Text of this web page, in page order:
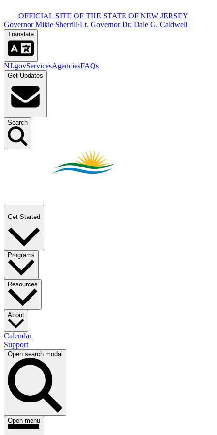
OFFICIAL SITE OF THE STATE OF NEW JERSEY​​​​‌ ‍ ​‍​‍‌‍ ‌ ​‍‌‍‍‌‌‍‌ ‌‍‍‌‌‍ ‍​‍​‍​ ‍‍​‍​‍‌ ​ ‌‍​‌‌‍ ‍‌‍‍‌‌ ‌​‌ ‍‌​‍ ‍‌‍‍‌‌‍ ​‍​‍​‍ ​​‍​‍‌‍‍​‌ ​‍‌‍‌‌‌‍‌‍​‍​‍​ ‍‍​‍​‍‌‍‍​‌ ‌​‌ ‌​‌ ​​​ ‍‍​‍ ​‍ ‌‍ ​‌‍ ‌‍​ ‌‍​‌‌‍ ​‌‍‍​‌‍ ‌ ​ ‌ ‌​​ ‍‍​ ​ ​ ​ ​ ​ ​ ​ ​‍ ‌‍‍‌‌‍ ‍‌ ‌​‌‍‌‌‌‍ ‍‌ ‌​​‍ ‌‍‌‌‌‍‌​‌‍‍‌‌ ‌​​‍ ‌‍ ‌‌‍ ‌‍‌​‌‍‌‌​ ‌‌ ​​‌ ​‍‌‍‌‌‌ ​ ‌‍‌‌‌‍ ‍‌ ‌​‌‍​‌‌ ‌​‌‍‍‌‌‍ ‌‍ ‍​ ‍ ‌‍‍‌‌‍‌​​ ‌‌‍ ‍‌‍‍‍‌​‌ ‌‍ ‌ ‌‍‌​ ​‌‍​‌‌ ‍‌‌‍ ‌ ‌‌‌ ‌​​ ‍ ‌ ‌​‌ ‍‌‌ ​​‌‍‌‌​ ‌‌‍ ‍‌‍‍‍‌‍ ​‌‍​‌‌ ‍‌‌‍ ‌ ‌‌‌ ‌​​ ‍ ‌ ​​‌‍​‌‌ ‌​‌‍‍​​ ‌‌‍‍​‌‍‌‌‌‍​‌‌‍‌​‌‍‌‌‌ ​‍​‍ ‍‌ ​ ‌‍‌‌‌‍​‌‌‍ ​​‍ ‍‌ ‌​‌‍‌‌‌ ‍​‌ ‌​​ ‌‍​‍‌‍​‌‌ ​ ‌‍‌‌‌‌‌‌‌ ​‍‌‍ ​​ ‌‌‍‍​‌ ‌​‌ ‌​‌ ​​​‍‌‌​ ​ ‌​​‌​‍‌‌​ ​‍‌​‌‍​‍‌‌​ ​‍‌​‌‍‌‍ ​‌‍ ‌‍​ ‌‍​‌‌‍ ​‌‍‍​‌‍ ‌ ​ ‌ ‌​​‍‌‌​ ​ ‌​​‌​ ​ ​ ​ ​ ​ ​ ​ ​‍‌‍‌‍‍‌‌‍‌​​ ‌‌‍ ‍‌‍‍‍‌​‌ ‌‍ ‌ ‌‍‌​ ​‌‍​‌‌ ‍‌‌‍ ‌ ‌‌‌ ‌​​‍‌‍‌ ‌​‌ ‍‌‌ ​​‌‍‌‌​ ‌‌‍ ‍‌‍‍‍‌‍ ​‌‍​‌‌ ‍‌‌‍ ‌ ‌‌‌ ‌​​‍‌‍‌ ​​‌‍​‌‌ ‌​‌‍‍​​ ‌‌‍‍​‌‍‌‌‌‍​‌‌‍‌​‌‍‌‌‌ ​‍​‍ ‍‌ ​ ‌‍‌‌‌‍​‌‌‍ ​​‍ ‍‌ ‌​‌‍‌‌‌ ‍​‌ ‌​​‍‌‍‌ ​​‌‍‌‌‌ ​‍‌ ​ ‌ ​​‌‍‌‌‌‍​ ‌ ‌​‌‍‍‌‌ ‌‍‌‍‌‌​ ‌‌ ​​‌ ‌‌‌‍​‍‌‍ ​‌‍‍‌‌ ​ ‌‍‍​‌‍‌‌‌‍‌​​‍​‍‌ ‌
Governor Mikie Sherrill​​​​‌ ‍ ​‍​‍‌‍ ‌ ​‍‌‍‍‌‌‍‌ ‌‍‍‌‌‍ ‍​‍​‍​ ‍‍​‍​‍‌ ​ ‌‍​‌‌‍ ‍‌‍‍‌‌ ‌​‌ ‍‌​‍ ‍‌‍‍‌‌‍ ​‍​‍​‍ ​​‍​‍‌‍‍​‌ ​‍‌‍‌‌‌‍‌‍​‍​‍​ ‍‍​‍​‍‌‍‍​‌ ‌​‌ ‌​‌ ​​​ ‍‍​‍ ​‍ ‌‍ ​‌‍ ‌‍​ ‌‍​‌‌‍ ​‌‍‍​‌‍ ‌ ​ ‌ ‌​​ ‍‍​ ​ ​ ​ ​ ​ ​ ​ ​‍ ‌‍‍‌‌‍ ‍‌ ‌​‌‍‌‌‌‍ ‍‌ ‌​​‍ ‌‍‌‌‌‍‌​‌‍‍‌‌ ‌​​‍ ‌‍ ‌‌‍ ‌‍‌​‌‍‌‌​ ‌‌ ​​‌ ​‍‌‍‌‌‌ ​ ‌‍‌‌‌‍ ‍‌ ‌​‌‍​‌‌ ‌​‌‍‍‌‌‍ ‌‍ ‍​ ‍ ‌‍‍‌‌‍‌​​ ‌‌‍ ‍‌‍‍‍‌​‌ ‌‍ ‌ ‌‍‌​ ​‌‍​‌‌ ‍‌‌‍ ‌ ‌‌‌ ‌​​ ‍ ‌ ‌​‌ ‍‌‌ ​​‌‍‌‌​ ‌‌‍ ‍‌‍‍‍‌‍ ​‌‍​‌‌ ‍‌‌‍ ‌ ‌‌‌ ‌​​ ‍ ‌ ​​‌‍​‌‌ ‌​‌‍‍​​ ‌‌‍‍​‌‍‌‌‌‍​‌‌‍‌​‌‍‌‌‌ ​‍​‍ ‍‌‍ ​‌‍‌‌‌‍​‌‌‍‌​‌‍‌‌‌ ​‍‌ ​ ​‍ ‍‌‍‌ ‌‍ ‌ ‌‍‌‍‌‌‌ ​‍‌‍ ‍‌‍ ‌ ​‍​ ‌‍​‍‌‍​‌‌ ​ ‌‍‌‌‌‌‌‌‌ ​‍‌‍ ​​ ‌‌‍‍​‌ ‌​‌ ‌​‌ ​​​‍‌‌​ ​ ‌​​‌​‍‌‌​ ​‍‌​‌‍​‍‌‌​ ​‍‌​‌‍‌‍ ​‌‍ ‌‍​ ‌‍​‌‌‍ ​‌‍‍​‌‍ ‌ ​ ‌ ‌​​‍‌‌​ ​ ‌​​‌​ ​ ​ ​ ​ ​ ​ ​ ​‍‌‍‌‍‍‌‌‍‌​​ ‌‌‍ ‍‌‍‍‍‌​‌ ‌‍ ‌ ‌‍‌​ ​‌‍​‌‌ ‍‌‌‍ ‌ ‌‌‌ ‌​​‍‌‍‌ ‌​‌ ‍‌‌ ​​‌‍‌‌​ ‌‌‍ ‍‌‍‍‍‌‍ ​‌‍​‌‌ ‍‌‌‍ ‌ ‌‌‌ ‌​​‍‌‍‌ ​​‌‍​‌‌ ‌​‌‍‍​​ ‌‌‍‍​‌‍‌‌‌‍​‌‌‍‌​‌‍‌‌‌ ​‍​‍ ‍‌‍ ​‌‍‌‌‌‍​‌‌‍‌​‌‍‌‌‌ ​‍‌ ​ ​‍ ‍‌‍‌ ‌‍ ‌ ‌‍‌‍‌‌‌ ​‍‌‍ ‍‌‍ ‌ ​‍​‍‌‍‌ ​​‌‍‌‌‌ ​‍‌ ​ ‌ ​​‌‍‌‌‌‍​ ‌ ‌​‌‍‍‌‌ ‌‍‌‍‌‌​ ‌‌ ​​‌ ‌‌‌‍​‍‌‍ ​‌‍‍‌‌ ​ ‌‍‍​‌‍‌‌‌‍‌​​‍​‍‌ ‌·Lt. Governor Dr. Dale G. Caldwell​​​​‌ ‍ ​‍​‍‌‍ ‌ ​‍‌‍‍‌‌‍‌ ‌‍‍‌‌‍ ‍​‍​‍​ ‍‍​‍​‍‌ ​ ‌‍​‌‌‍ ‍‌‍‍‌‌ ‌​‌ ‍‌​‍ ‍‌‍‍‌‌‍ ​‍​‍​‍ ​​‍​‍‌‍‍​‌ ​‍‌‍‌‌‌‍‌‍​‍​‍​ ‍‍​‍​‍‌‍‍​‌ ‌​‌ ‌​‌ ​​​ ‍‍​‍ ​‍ ‌‍ ​‌‍ ‌‍​ ‌‍​‌‌‍ ​‌‍‍​‌‍ ‌ ​ ‌ ‌​​ ‍‍​ ​ ​ ​ ​ ​ ​ ​ ​‍ ‌‍‍‌‌‍ ‍‌ ‌​‌‍‌‌‌‍ ‍‌ ‌​​‍ ‌‍‌‌‌‍‌​‌‍‍‌‌ ‌​​‍ ‌‍ ‌‌‍ ‌‍‌​‌‍‌‌​ ‌‌ ​​‌ ​‍‌‍‌‌‌ ​ ‌‍‌‌‌‍ ‍‌ ‌​‌‍​‌‌ ‌​‌‍‍‌‌‍ ‌‍ ‍​ ‍ ‌‍‍‌‌‍‌​​ ‌‌‍ ‍‌‍‍‍‌​‌ ‌‍ ‌ ‌‍‌​ ​‌‍​‌‌ ‍‌‌‍ ‌ ‌‌‌ ‌​​ ‍ ‌ ‌​‌ ‍‌‌ ​​‌‍‌‌​ ‌‌‍ ‍‌‍‍‍‌‍ ​‌‍​‌‌ ‍‌‌‍ ‌ ‌‌‌ ‌​​ ‍ ‌ ​​‌‍​‌‌ ‌​‌‍‍​​ ‌‌‍‍​‌‍‌‌‌‍​‌‌‍‌​‌‍‌‌‌ ​‍​‍ ‍‌‍ ​‌‍‌‌‌‍​‌‌‍‌​‌‍‌‌‌ ​‍‌ ​ ​‍ ‍‌‍ ​‌ ‌​‌​‌ ‌‍ ‌ ‌‍‌‍‌‌‌ ​‍‌‍ ‍‌‍ ‌ ​‍​ ‌‍​‍‌‍​‌‌ ​ ‌‍‌‌‌‌‌‌‌ ​‍‌‍ ​​ ‌‌‍‍​‌ ‌​‌ ‌​‌ ​​​‍‌‌​ ​ ‌​​‌​‍‌‌​ ​‍‌​‌‍​‍‌‌​ ​‍‌​‌‍‌‍ ​‌‍ ‌‍​ ‌‍​‌‌‍ ​‌‍‍​‌‍ ‌ ​ ‌ ‌​​‍‌‌​ ​ ‌​​‌​ ​ ​ ​ ​ ​ ​ ​ ​‍‌‍‌‍‍‌‌‍‌​​ ‌‌‍ ‍‌‍‍‍‌​‌ ‌‍ ‌ ‌‍‌​ ​‌‍​‌‌ ‍‌‌‍ ‌ ‌‌‌ ‌​​‍‌‍‌ ‌​‌ ‍‌‌ ​​‌‍‌‌​ ‌‌‍ ‍‌‍‍‍‌‍ ​‌‍​‌‌ ‍‌‌‍ ‌ ‌‌‌ ‌​​‍‌‍‌ ​​‌‍​‌‌ ‌​‌‍‍​​ ‌‌‍‍​‌‍‌‌‌‍​‌‌‍‌​‌‍‌‌‌ ​‍​‍ ‍‌‍ ​‌‍‌‌‌‍​‌‌‍‌​‌‍‌‌‌ ​‍‌ ​ ​‍ ‍‌‍ ​‌ ‌​‌​‌ ‌‍ ‌ ‌‍‌‍‌‌‌ ​‍‌‍ ‍‌‍ ‌ ​‍​‍‌‍‌ ​​‌‍‌‌‌ ​‍‌ ​ ‌ ​​‌‍‌‌‌‍​ ‌ ‌​‌‍‍‌‌ ‌‍‌‍‌‌​ ‌‌ ​​‌ ‌‌‌‍​‍‌‍ ​‌‍‍‌‌ ​ ‌‍‍​‌‍‌‌‌‍‌​​‍​‍‌ ‌
Translate​​​​‌ ‍ ​‍​‍‌‍ ‌ ​‍‌‍‍‌‌‍‌ ‌‍‍‌‌‍ ‍​‍​‍​ ‍‍​‍​‍‌ ​ ‌‍​‌‌‍ ‍‌‍‍‌‌ ‌​‌ ‍‌​‍ ‍‌‍‍‌‌‍ ​‍​‍​‍ ​​‍​‍‌‍‍​‌ ​‍‌‍‌‌‌‍‌‍​‍​‍​ ‍‍​‍​‍‌‍‍​‌ ‌​‌ ‌​‌ ​​​ ‍‍​‍ ​‍ ‌‍ ​‌‍ ‌‍​ ‌‍​‌‌‍ ​‌‍‍​‌‍ ‌ ​ ‌ ‌​​ ‍‍​ ​ ​ ​ ​ ​ ​ ​ ​‍ ‌‍‍‌‌‍ ‍‌ ‌​‌‍‌‌‌‍ ‍‌ ‌​​‍ ‌‍‌‌‌‍‌​‌‍‍‌‌ ‌​​‍ ‌‍ ‌‌‍ ‌‍‌​‌‍‌‌​ ‌‌ ​​‌ ​‍‌‍‌‌‌ ​ ‌‍‌‌‌‍ ‍‌ ‌​‌‍​‌‌ ‌​‌‍‍‌‌‍ ‌‍ ‍​ ‍ ‌‍‍‌‌‍‌​​ ‌‌‍ ‍‌‍‍‍‌​‌ ‌‍ ‌ ‌‍‌​ ​‌‍​‌‌ ‍‌‌‍ ‌ ‌‌‌ ‌​​ ‍ ‌ ‌​‌ ‍‌‌ ​​‌‍‌‌​ ‌‌‍ ‍‌‍‍‍‌‍ ​‌‍​‌‌ ‍‌‌‍ ‌ ‌‌‌ ‌​​ ‍ ‌ ​​‌‍​‌‌ ‌​‌‍‍​​ ‌‌‍‍​‌‍‌‌‌‍​‌‌‍‌​‌‍‌‌‌ ​‍​‍ ‍‌ ‌​‌ ​‍‌‍​‌‌‍ ‍‌ ​ ‌‍ ​‌‍​‌‌ ‌​‌‍‍‌‌‍ ‌‍ ‍‌ ​ ​‍ ‍‌‍​‍‌ ‌​‌‍ ‍​ ‌‍​‍‌‍​‌‌ ​ ‌‍‌‌‌‌‌‌‌ ​‍‌‍ ​​ ‌‌‍‍​‌ ‌​‌ ‌​‌ ​​​‍‌‌​ ​ ‌​​‌​‍‌‌​ ​‍‌​‌‍​‍‌‌​ ​‍‌​‌‍‌‍ ​‌‍ ‌‍​ ‌‍​‌‌‍ ​‌‍‍​‌‍ ‌ ​ ‌ ‌​​‍‌‌​ ​ ‌​​‌​ ​ ​ ​ ​ ​ ​ ​ ​‍‌‍‌‍‍‌‌‍‌​​ ‌‌‍ ‍‌‍‍‍‌​‌ ‌‍ ‌ ‌‍‌​ ​‌‍​‌‌ ‍‌‌‍ ‌ ‌‌‌ ‌​​‍‌‍‌ ‌​‌ ‍‌‌ ​​‌‍‌‌​ ‌‌‍ ‍‌‍‍‍‌‍ ​‌‍​‌‌ ‍‌‌‍ ‌ ‌‌‌ ‌​​‍‌‍‌ ​​‌‍​‌‌ ‌​‌‍‍​​ ‌‌‍‍​‌‍‌‌‌‍​‌‌‍‌​‌‍‌‌‌ ​‍​‍ ‍‌ ‌​‌ ​‍‌‍​‌‌‍ ‍‌ ​ ‌‍ ​‌‍​‌‌ ‌​‌‍‍‌‌‍ ‌‍ ‍‌ ​ ​‍ ‍‌‍​‍‌ ‌​‌‍ ‍​‍‌‍‌ ​​‌‍‌‌‌ ​‍‌ ​ ‌ ​​‌‍‌‌‌‍​ ‌ ‌​‌‍‍‌‌ ‌‍‌‍‌‌​ ‌‌ ​​‌ ‌‌‌‍​‍‌‍ ​‌‍‍‌‌ ​ ‌‍‍​‌‍‌‌‌‍‌​​‍​‍‌ ‌
NJ.gov​​​​‌ ‍ ​‍​‍‌‍ ‌ ​‍‌‍‍‌‌‍‌ ‌‍‍‌‌‍ ‍​‍​‍​ ‍‍​‍​‍‌ ​ ‌‍​‌‌‍ ‍‌‍‍‌‌ ‌​‌ ‍‌​‍ ‍‌‍‍‌‌‍ ​‍​‍​‍ ​​‍​‍‌‍‍​‌ ​‍‌‍‌‌‌‍‌‍​‍​‍​ ‍‍​‍​‍‌‍‍​‌ ‌​‌ ‌​‌ ​​​ ‍‍​‍ ​‍ ‌‍ ​‌‍ ‌‍​ ‌‍​‌‌‍ ​‌‍‍​‌‍ ‌ ​ ‌ ‌​​ ‍‍​ ​ ​ ​ ​ ​ ​ ​ ​‍ ‌‍‍‌‌‍ ‍‌ ‌​‌‍‌‌‌‍ ‍‌ ‌​​‍ ‌‍‌‌‌‍‌​‌‍‍‌‌ ‌​​‍ ‌‍ ‌‌‍ ‌‍‌​‌‍‌‌​ ‌‌ ​​‌ ​‍‌‍‌‌‌ ​ ‌‍‌‌‌‍ ‍‌ ‌​‌‍​‌‌ ‌​‌‍‍‌‌‍ ‌‍ ‍​ ‍ ‌‍‍‌‌‍‌​​ ‌‌‍ ‍‌‍‍‍‌​‌ ‌‍ ‌ ‌‍‌​ ​‌‍​‌‌ ‍‌‌‍ ‌ ‌‌‌ ‌​​ ‍ ‌ ‌​‌ ‍‌‌ ​​‌‍‌‌​ ‌‌‍ ‍‌‍‍‍‌‍ ​‌‍​‌‌ ‍‌‌‍ ‌ ‌‌‌ ‌​​ ‍ ‌ ​​‌‍​‌‌ ‌​‌‍‍​​ ‌‌‍‍​‌‍‌‌‌‍​‌‌‍‌​‌‍‌‌‌ ​‍​‍ ‍‌‍ ​‌‍‍‌‌‍ ‍‌‍‍ ‌ ​ ​‍‌‌​ ‌‌‌​​‍‌‌ ‌‍‍ ‌‍‌‌‌ ‍‌​‍‌‌​ ​ ‌​‌​​‍‌‌​ ​ ‌​‌​​‍‌‌​ ​‍​ ​‍​ ​‍‌‍‌‍‌‍​ ‌‍​ ​ ​ ‌‍​‍​ ‍​‌‍‌‌​ ​​​ ​ ‌‍​‍​ ​​​‍‌‌​ ​‍​ ​‍​‍‌‌​ ‌‌‌​‌​​‍ ‍‌ ‌​‌‍‌‌‌ ‍​‌ ‌​​ ‌‍​‍‌‍​‌‌ ​ ‌‍‌‌‌‌‌‌‌ ​‍‌‍ ​​ ‌‌‍‍​‌ ‌​‌ ‌​‌ ​​​‍‌‌​ ​ ‌​​‌​‍‌‌​ ​‍‌​‌‍​‍‌‌​ ​‍‌​‌‍‌‍ ​‌‍ ‌‍​ ‌‍​‌‌‍ ​‌‍‍​‌‍ ‌ ​ ‌ ‌​​‍‌‌​ ​ ‌​​‌​ ​ ​ ​ ​ ​ ​ ​ ​‍‌‍‌‍‍‌‌‍‌​​ ‌‌‍ ‍‌‍‍‍‌​‌ ‌‍ ‌ ‌‍‌​ ​‌‍​‌‌ ‍‌‌‍ ‌ ‌‌‌ ‌​​‍‌‍‌ ‌​‌ ‍‌‌ ​​‌‍‌‌​ ‌‌‍ ‍‌‍‍‍‌‍ ​‌‍​‌‌ ‍‌‌‍ ‌ ‌‌‌ ‌​​‍‌‍‌ ​​‌‍​‌‌ ‌​‌‍‍​​ ‌‌‍‍​‌‍‌‌‌‍​‌‌‍‌​‌‍‌‌‌ ​‍​‍ ‍‌‍ ​‌‍‍‌‌‍ ‍‌‍‍ ‌ ​ ​‍‌‌​ ‌‌‌​​‍‌‌ ‌‍‍ ‌‍‌‌‌ ‍‌​‍‌‌​ ​ ‌​‌​​‍‌‌​ ​ ‌​‌​​‍‌‌​ ​‍​ ​‍​ ​‍‌‍‌‍‌‍​ ‌‍​ ​ ​ ‌‍​‍​ ‍​‌‍‌‌​ ​​​ ​ ‌‍​‍​ ​​​‍‌‌​ ​‍​ ​‍​‍‌‌​ ‌‌‌​‌​​‍ ‍‌ ‌​‌‍‌‌‌ ‍​‌ ‌​​‍‌‍‌ ​​‌‍‌‌‌ ​‍‌ ​ ‌ ​​‌‍‌‌‌‍​ ‌ ‌​‌‍‍‌‌ ‌‍‌‍‌‌​ ‌‌ ​​‌ ‌‌‌‍​‍‌‍ ​‌‍‍‌‌ ​ ‌‍‍​‌‍‌‌‌‍‌​​‍​‍‌ ‌Services​​​​‌ ‍ ​‍​‍‌‍ ‌ ​‍‌‍‍‌‌‍‌ ‌‍‍‌‌‍ ‍​‍​‍​ ‍‍​‍​‍‌ ​ ‌‍​‌‌‍ ‍‌‍‍‌‌ ‌​‌ ‍‌​‍ ‍‌‍‍‌‌‍ ​‍​‍​‍ ​​‍​‍‌‍‍​‌ ​‍‌‍‌‌‌‍‌‍​‍​‍​ ‍‍​‍​‍‌‍‍​‌ ‌​‌ ‌​‌ ​​​ ‍‍​‍ ​‍ ‌‍ ​‌‍ ‌‍​ ‌‍​‌‌‍ ​‌‍‍​‌‍ ‌ ​ ‌ ‌​​ ‍‍​ ​ ​ ​ ​ ​ ​ ​ ​‍ ‌‍‍‌‌‍ ‍‌ ‌​‌‍‌‌‌‍ ‍‌ ‌​​‍ ‌‍‌‌‌‍‌​‌‍‍‌‌ ‌​​‍ ‌‍ ‌‌‍ ‌‍‌​‌‍‌‌​ ‌‌ ​​‌ ​‍‌‍‌‌‌ ​ ‌‍‌‌‌‍ ‍‌ ‌​‌‍​‌‌ ‌​‌‍‍‌‌‍ ‌‍ ‍​ ‍ ‌‍‍‌‌‍‌​​ ‌‌‍ ‍‌‍‍‍‌​‌ ‌‍ ‌ ‌‍‌​ ​‌‍​‌‌ ‍‌‌‍ ‌ ‌‌‌ ‌​​ ‍ ‌ ‌​‌ ‍‌‌ ​​‌‍‌‌​ ‌‌‍ ‍‌‍‍‍‌‍ ​‌‍​‌‌ ‍‌‌‍ ‌ ‌‌‌ ‌​​ ‍ ‌ ​​‌‍​‌‌ ‌​‌‍‍​​ ‌‌‍‍​‌‍‌‌‌‍​‌‌‍‌​‌‍‌‌‌ ​‍​‍ ‍‌‍ ​‌‍‍‌‌‍ ‍‌‍‍ ‌ ​ ​‍‌‌​ ‌‌‌​​‍‌‌ ‌‍‍ ‌‍‌‌‌ ‍‌​‍‌‌​ ​ ‌​‌​​‍‌‌​ ​ ‌​‌​​‍‌‌​ ​‍​ ​‍​ ​‍​ ‍​​ ‌ ​ ‍‌​ ​‍‌‍​ ‌‍​ ‌‍‌‍​ ​ ​ ‌ ​ ‌​​ ‌​​‍‌‌​ ​‍​ ​‍​‍‌‌​ ‌‌‌​‌​​‍ ‍‌ ‌​‌‍‌‌‌ ‍​‌ ‌​​ ‌‍​‍‌‍​‌‌ ​ ‌‍‌‌‌‌‌‌‌ ​‍‌‍ ​​ ‌‌‍‍​‌ ‌​‌ ‌​‌ ​​​‍‌‌​ ​ ‌​​‌​‍‌‌​ ​‍‌​‌‍​‍‌‌​ ​‍‌​‌‍‌‍ ​‌‍ ‌‍​ ‌‍​‌‌‍ ​‌‍‍​‌‍ ‌ ​ ‌ ‌​​‍‌‌​ ​ ‌​​‌​ ​ ​ ​ ​ ​ ​ ​ ​‍‌‍‌‍‍‌‌‍‌​​ ‌‌‍ ‍‌‍‍‍‌​‌ ‌‍ ‌ ‌‍‌​ ​‌‍​‌‌ ‍‌‌‍ ‌ ‌‌‌ ‌​​‍‌‍‌ ‌​‌ ‍‌‌ ​​‌‍‌‌​ ‌‌‍ ‍‌‍‍‍‌‍ ​‌‍​‌‌ ‍‌‌‍ ‌ ‌‌‌ ‌​​‍‌‍‌ ​​‌‍​‌‌ ‌​‌‍‍​​ ‌‌‍‍​‌‍‌‌‌‍​‌‌‍‌​‌‍‌‌‌ ​‍​‍ ‍‌‍ ​‌‍‍‌‌‍ ‍‌‍‍ ‌ ​ ​‍‌‌​ ‌‌‌​​‍‌‌ ‌‍‍ ‌‍‌‌‌ ‍‌​‍‌‌​ ​ ‌​‌​​‍‌‌​ ​ ‌​‌​​‍‌‌​ ​‍​ ​‍​ ​‍​ ‍​​ ‌ ​ ‍‌​ ​‍‌‍​ ‌‍​ ‌‍‌‍​ ​ ​ ‌ ​ ‌​​ ‌​​‍‌‌​ ​‍​ ​‍​‍‌‌​ ‌‌‌​‌​​‍ ‍‌ ‌​‌‍‌‌‌ ‍​‌ ‌​​‍‌‍‌ ​​‌‍‌‌‌ ​‍‌ ​ ‌ ​​‌‍‌‌‌‍​ ‌ ‌​‌‍‍‌‌ ‌‍‌‍‌‌​ ‌‌ ​​‌ ‌‌‌‍​‍‌‍ ​‌‍‍‌‌ ​ ‌‍‍​‌‍‌‌‌‍‌​​‍​‍‌ ‌Agencies​​​​‌ ‍ ​‍​‍‌‍ ‌ ​‍‌‍‍‌‌‍‌ ‌‍‍‌‌‍ ‍​‍​‍​ ‍‍​‍​‍‌ ​ ‌‍​‌‌‍ ‍‌‍‍‌‌ ‌​‌ ‍‌​‍ ‍‌‍‍‌‌‍ ​‍​‍​‍ ​​‍​‍‌‍‍​‌ ​‍‌‍‌‌‌‍‌‍​‍​‍​ ‍‍​‍​‍‌‍‍​‌ ‌​‌ ‌​‌ ​​​ ‍‍​‍ ​‍ ‌‍ ​‌‍ ‌‍​ ‌‍​‌‌‍ ​‌‍‍​‌‍ ‌ ​ ‌ ‌​​ ‍‍​ ​ ​ ​ ​ ​ ​ ​ ​‍ ‌‍‍‌‌‍ ‍‌ ‌​‌‍‌‌‌‍ ‍‌ ‌​​‍ ‌‍‌‌‌‍‌​‌‍‍‌‌ ‌​​‍ ‌‍ ‌‌‍ ‌‍‌​‌‍‌‌​ ‌‌ ​​‌ ​‍‌‍‌‌‌ ​ ‌‍‌‌‌‍ ‍‌ ‌​‌‍​‌‌ ‌​‌‍‍‌‌‍ ‌‍ ‍​ ‍ ‌‍‍‌‌‍‌​​ ‌‌‍ ‍‌‍‍‍‌​‌ ‌‍ ‌ ‌‍‌​ ​‌‍​‌‌ ‍‌‌‍ ‌ ‌‌‌ ‌​​ ‍ ‌ ‌​‌ ‍‌‌ ​​‌‍‌‌​ ‌‌‍ ‍‌‍‍‍‌‍ ​‌‍​‌‌ ‍‌‌‍ ‌ ‌‌‌ ‌​​ ‍ ‌ ​​‌‍​‌‌ ‌​‌‍‍​​ ‌‌‍‍​‌‍‌‌‌‍​‌‌‍‌​‌‍‌‌‌ ​‍​‍ ‍‌‍ ​‌‍‍‌‌‍ ‍‌‍‍ ‌ ​ ​‍‌‌​ ‌‌‌​​‍‌‌ ‌‍‍ ‌‍‌‌‌ ‍‌​‍‌‌​ ​ ‌​‌​​‍‌‌​ ​ ‌​‌​​‍‌‌​ ​‍​ ​‍​ ‌ ‌‍‌​​ ​‌‌‍‌‍​ ​ ​ ​​‌‍​ ‌‍​‍​ ‌ ‌‍‌​​ ‍​​ ​ ​‍‌‌​ ​‍​ ​‍​‍‌‌​ ‌‌‌​‌​​‍ ‍‌ ‌​‌‍‌‌‌ ‍​‌ ‌​​ ‌‍​‍‌‍​‌‌ ​ ‌‍‌‌‌‌‌‌‌ ​‍‌‍ ​​ ‌‌‍‍​‌ ‌​‌ ‌​‌ ​​​‍‌‌​ ​ ‌​​‌​‍‌‌​ ​‍‌​‌‍​‍‌‌​ ​‍‌​‌‍‌‍ ​‌‍ ‌‍​ ‌‍​‌‌‍ ​‌‍‍​‌‍ ‌ ​ ‌ ‌​​‍‌‌​ ​ ‌​​‌​ ​ ​ ​ ​ ​ ​ ​ ​‍‌‍‌‍‍‌‌‍‌​​ ‌‌‍ ‍‌‍‍‍‌​‌ ‌‍ ‌ ‌‍‌​ ​‌‍​‌‌ ‍‌‌‍ ‌ ‌‌‌ ‌​​‍‌‍‌ ‌​‌ ‍‌‌ ​​‌‍‌‌​ ‌‌‍ ‍‌‍‍‍‌‍ ​‌‍​‌‌ ‍‌‌‍ ‌ ‌‌‌ ‌​​‍‌‍‌ ​​‌‍​‌‌ ‌​‌‍‍​​ ‌‌‍‍​‌‍‌‌‌‍​‌‌‍‌​‌‍‌‌‌ ​‍​‍ ‍‌‍ ​‌‍‍‌‌‍ ‍‌‍‍ ‌ ​ ​‍‌‌​ ‌‌‌​​‍‌‌ ‌‍‍ ‌‍‌‌‌ ‍‌​‍‌‌​ ​ ‌​‌​​‍‌‌​ ​ ‌​‌​​‍‌‌​ ​‍​ ​‍​ ‌ ‌‍‌​​ ​‌‌‍‌‍​ ​ ​ ​​‌‍​ ‌‍​‍​ ‌ ‌‍‌​​ ‍​​ ​ ​‍‌‌​ ​‍​ ​‍​‍‌‌​ ‌‌‌​‌​​‍ ‍‌ ‌​‌‍‌‌‌ ‍​‌ ‌​​‍‌‍‌ ​​‌‍‌‌‌ ​‍‌ ​ ‌ ​​‌‍‌‌‌‍​ ‌ ‌​‌‍‍‌‌ ‌‍‌‍‌‌​ ‌‌ ​​‌ ‌‌‌‍​‍‌‍ ​‌‍‍‌‌ ​ ‌‍‍​‌‍‌‌‌‍‌​​‍​‍‌ ‌FAQs​​​​‌ ‍ ​‍​‍‌‍ ‌ ​‍‌‍‍‌‌‍‌ ‌‍‍‌‌‍ ‍​‍​‍​ ‍‍​‍​‍‌ ​ ‌‍​‌‌‍ ‍‌‍‍‌‌ ‌​‌ ‍‌​‍ ‍‌‍‍‌‌‍ ​‍​‍​‍ ​​‍​‍‌‍‍​‌ ​‍‌‍‌‌‌‍‌‍​‍​‍​ ‍‍​‍​‍‌‍‍​‌ ‌​‌ ‌​‌ ​​​ ‍‍​‍ ​‍ ‌‍ ​‌‍ ‌‍​ ‌‍​‌‌‍ ​‌‍‍​‌‍ ‌ ​ ‌ ‌​​ ‍‍​ ​ ​ ​ ​ ​ ​ ​ ​‍ ‌‍‍‌‌‍ ‍‌ ‌​‌‍‌‌‌‍ ‍‌ ‌​​‍ ‌‍‌‌‌‍‌​‌‍‍‌‌ ‌​​‍ ‌‍ ‌‌‍ ‌‍‌​‌‍‌‌​ ‌‌ ​​‌ ​‍‌‍‌‌‌ ​ ‌‍‌‌‌‍ ‍‌ ‌​‌‍​‌‌ ‌​‌‍‍‌‌‍ ‌‍ ‍​ ‍ ‌‍‍‌‌‍‌​​ ‌‌‍ ‍‌‍‍‍‌​‌ ‌‍ ‌ ‌‍‌​ ​‌‍​‌‌ ‍‌‌‍ ‌ ‌‌‌ ‌​​ ‍ ‌ ‌​‌ ‍‌‌ ​​‌‍‌‌​ ‌‌‍ ‍‌‍‍‍‌‍ ​‌‍​‌‌ ‍‌‌‍ ‌ ‌‌‌ ‌​​ ‍ ‌ ​​‌‍​‌‌ ‌​‌‍‍​​ ‌‌‍‍​‌‍‌‌‌‍​‌‌‍‌​‌‍‌‌‌ ​‍​‍ ‍‌‍ ​‌‍‍‌‌‍ ‍‌‍‍ ‌ ​ ​‍‌‌​ ‌‌‌​​‍‌‌ ‌‍‍ ‌‍‌‌‌ ‍‌​‍‌‌​ ​ ‌​‌​​‍‌‌​ ​ ‌​‌​​‍‌‌​ ​‍​ ​‍‌‍​ ​ ‌‍​ ‍​‌‍​ ‌‍​‍​ ​‌​ ​​​ ‌‌‌‍​ ​ ‌‌​ ​‌‌‍​‍​‍‌‌​ ​‍​ ​‍​‍‌‌​ ‌‌‌​‌​​‍ ‍‌ ‌​‌‍‌‌‌ ‍​‌ ‌​​ ‌‍​‍‌‍​‌‌ ​ ‌‍‌‌‌‌‌‌‌ ​‍‌‍ ​​ ‌‌‍‍​‌ ‌​‌ ‌​‌ ​​​‍‌‌​ ​ ‌​​‌​‍‌‌​ ​‍‌​‌‍​‍‌‌​ ​‍‌​‌‍‌‍ ​‌‍ ‌‍​ ‌‍​‌‌‍ ​‌‍‍​‌‍ ‌ ​ ‌ ‌​​‍‌‌​ ​ ‌​​‌​ ​ ​ ​ ​ ​ ​ ​ ​‍‌‍‌‍‍‌‌‍‌​​ ‌‌‍ ‍‌‍‍‍‌​‌ ‌‍ ‌ ‌‍‌​ ​‌‍​‌‌ ‍‌‌‍ ‌ ‌‌‌ ‌​​‍‌‍‌ ‌​‌ ‍‌‌ ​​‌‍‌‌​ ‌‌‍ ‍‌‍‍‍‌‍ ​‌‍​‌‌ ‍‌‌‍ ‌ ‌‌‌ ‌​​‍‌‍‌ ​​‌‍​‌‌ ‌​‌‍‍​​ ‌‌‍‍​‌‍‌‌‌‍​‌‌‍‌​‌‍‌‌‌ ​‍​‍ ‍‌‍ ​‌‍‍‌‌‍ ‍‌‍‍ ‌ ​ ​‍‌‌​ ‌‌‌​​‍‌‌ ‌‍‍ ‌‍‌‌‌ ‍‌​‍‌‌​ ​ ‌​‌​​‍‌‌​ ​ ‌​‌​​‍‌‌​ ​‍​ ​‍‌‍​ ​ ‌‍​ ‍​‌‍​ ‌‍​‍​ ​‌​ ​​​ ‌‌‌‍​ ​ ‌‌​ ​‌‌‍​‍​‍‌‌​ ​‍​ ​‍​‍‌‌​ ‌‌‌​‌​​‍ ‍‌ ‌​‌‍‌‌‌ ‍​‌ ‌​​‍‌‍‌ ​​‌‍‌‌‌ ​‍‌ ​ ‌ ​​‌‍‌‌‌‍​ ‌ ‌​‌‍‍‌‌ ‌‍‌‍‌‌​ ‌‌ ​​‌ ‌‌‌‍​‍‌‍ ​‌‍‍‌‌ ​ ‌‍‍​‌‍‌‌‌‍‌​​‍​‍‌ ‌
Get Updates​​​​‌ ‍ ​‍​‍‌‍ ‌ ​‍‌‍‍‌‌‍‌ ‌‍‍‌‌‍ ‍​‍​‍​ ‍‍​‍​‍‌ ​ ‌‍​‌‌‍ ‍‌‍‍‌‌ ‌​‌ ‍‌​‍ ‍‌‍‍‌‌‍ ​‍​‍​‍ ​​‍​‍‌‍‍​‌ ​‍‌‍‌‌‌‍‌‍​‍​‍​ ‍‍​‍​‍‌‍‍​‌ ‌​‌ ‌​‌ ​​​ ‍‍​‍ ​‍ ‌‍ ​‌‍ ‌‍​ ‌‍​‌‌‍ ​‌‍‍​‌‍ ‌ ​ ‌ ‌​​ ‍‍​ ​ ​ ​ ​ ​ ​ ​ ​‍ ‌‍‍‌‌‍ ‍‌ ‌​‌‍‌‌‌‍ ‍‌ ‌​​‍ ‌‍‌‌‌‍‌​‌‍‍‌‌ ‌​​‍ ‌‍ ‌‌‍ ‌‍‌​‌‍‌‌​ ‌‌ ​​‌ ​‍‌‍‌‌‌ ​ ‌‍‌‌‌‍ ‍‌ ‌​‌‍​‌‌ ‌​‌‍‍‌‌‍ ‌‍ ‍​ ‍ ‌‍‍‌‌‍‌​​ ‌‌‍ ‍‌‍‍‍‌​‌ ‌‍ ‌ ‌‍‌​ ​‌‍​‌‌ ‍‌‌‍ ‌ ‌‌‌ ‌​​ ‍ ‌ ‌​‌ ‍‌‌ ​​‌‍‌‌​ ‌‌‍ ‍‌‍‍‍‌‍ ​‌‍​‌‌ ‍‌‌‍ ‌ ‌‌‌ ‌​​ ‍ ‌ ​​‌‍​‌‌ ‌​‌‍‍​​ ‌‌‍‍​‌‍‌‌‌‍​‌‌‍‌​‌‍‌‌‌ ​‍​‍ ‍‌‍ ‍‌‍‌‌‌ ‌ ‌ ​ ‌‍ ​‌‍‌‌‌ ‌​‌ ‌​‌‍‌‌‌ ​‍​‍ ‍‌‍​‍‌ ‌​‌‍ ‍​ ‌‍​‍‌‍​‌‌ ​ ‌‍‌‌‌‌‌‌‌ ​‍‌‍ ​​ ‌‌‍‍​‌ ‌​‌ ‌​‌ ​​​‍‌‌​ ​ ‌​​‌​‍‌‌​ ​‍‌​‌‍​‍‌‌​ ​‍‌​‌‍‌‍ ​‌‍ ‌‍​ ‌‍​‌‌‍ ​‌‍‍​‌‍ ‌ ​ ‌ ‌​​‍‌‌​ ​ ‌​​‌​ ​ ​ ​ ​ ​ ​ ​ ​‍‌‍‌‍‍‌‌‍‌​​ ‌‌‍ ‍‌‍‍‍‌​‌ ‌‍ ‌ ‌‍‌​ ​‌‍​‌‌ ‍‌‌‍ ‌ ‌‌‌ ‌​​‍‌‍‌ ‌​‌ ‍‌‌ ​​‌‍‌‌​ ‌‌‍ ‍‌‍‍‍‌‍ ​‌‍​‌‌ ‍‌‌‍ ‌ ‌‌‌ ‌​​‍‌‍‌ ​​‌‍​‌‌ ‌​‌‍‍​​ ‌‌‍‍​‌‍‌‌‌‍​‌‌‍‌​‌‍‌‌‌ ​‍​‍ ‍‌‍ ‍‌‍‌‌‌ ‌ ‌ ​ ‌‍ ​‌‍‌‌‌ ‌​‌ ‌​‌‍‌‌‌ ​‍​‍ ‍‌‍​‍‌ ‌​‌‍ ‍​‍‌‍‌ ​​‌‍‌‌‌ ​‍‌ ​ ‌ ​​‌‍‌‌‌‍​ ‌ ‌​‌‍‍‌‌ ‌‍‌‍‌‌​ ‌‌ ​​‌ ‌‌‌‍​‍‌‍ ​‌‍‍‌‌ ​ ‌‍‍​‌‍‌‌‌‍‌​​‍​‍‌ ‌
Search​​​​‌ ‍ ​‍​‍‌‍ ‌ ​‍‌‍‍‌‌‍‌ ‌‍‍‌‌‍ ‍​‍​‍​ ‍‍​‍​‍‌ ​ ‌‍​‌‌‍ ‍‌‍‍‌‌ ‌​‌ ‍‌​‍ ‍‌‍‍‌‌‍ ​‍​‍​‍ ​​‍​‍‌‍‍​‌ ​‍‌‍‌‌‌‍‌‍​‍​‍​ ‍‍​‍​‍‌‍‍​‌ ‌​‌ ‌​‌ ​​​ ‍‍​‍ ​‍ ‌‍ ​‌‍ ‌‍​ ‌‍​‌‌‍ ​‌‍‍​‌‍ ‌ ​ ‌ ‌​​ ‍‍​ ​ ​ ​ ​ ​ ​ ​ ​‍ ‌‍‍‌‌‍ ‍‌ ‌​‌‍‌‌‌‍ ‍‌ ‌​​‍ ‌‍‌‌‌‍‌​‌‍‍‌‌ ‌​​‍ ‌‍ ‌‌‍ ‌‍‌​‌‍‌‌​ ‌‌ ​​‌ ​‍‌‍‌‌‌ ​ ‌‍‌‌‌‍ ‍‌ ‌​‌‍​‌‌ ‌​‌‍‍‌‌‍ ‌‍ ‍​ ‍ ‌‍‍‌‌‍‌​​ ‌‌‍ ‍‌‍‍‍‌​‌ ‌‍ ‌ ‌‍‌​ ​‌‍​‌‌ ‍‌‌‍ ‌ ‌‌‌ ‌​​ ‍ ‌ ‌​‌ ‍‌‌ ​​‌‍‌‌​ ‌‌‍ ‍‌‍‍‍‌‍ ​‌‍​‌‌ ‍‌‌‍ ‌ ‌‌‌ ‌​​ ‍ ‌ ​​‌‍​‌‌ ‌​‌‍‍​​ ‌‌‍‍​‌‍‌‌‌‍​‌‌‍‌​‌‍‌‌‌ ​‍​‍ ‍‌ ​ ‌‍‌‌‌‍​‌‌ ​‍‌‍​ ‌‍‍​​‍ ‍‌‍​‍‌ ‌​‌‍ ‍​ ‌‍​‍‌‍​‌‌ ​ ‌‍‌‌‌‌‌‌‌ ​‍‌‍ ​​ ‌‌‍‍​‌ ‌​‌ ‌​‌ ​​​‍‌‌​ ​ ‌​​‌​‍‌‌​ ​‍‌​‌‍​‍‌‌​ ​‍‌​‌‍‌‍ ​‌‍ ‌‍​ ‌‍​‌‌‍ ​‌‍‍​‌‍ ‌ ​ ‌ ‌​​‍‌‌​ ​ ‌​​‌​ ​ ​ ​ ​ ​ ​ ​ ​‍‌‍‌‍‍‌‌‍‌​​ ‌‌‍ ‍‌‍‍‍‌​‌ ‌‍ ‌ ‌‍‌​ ​‌‍​‌‌ ‍‌‌‍ ‌ ‌‌‌ ‌​​‍‌‍‌ ‌​‌ ‍‌‌ ​​‌‍‌‌​ ‌‌‍ ‍‌‍‍‍‌‍ ​‌‍​‌‌ ‍‌‌‍ ‌ ‌‌‌ ‌​​‍‌‍‌ ​​‌‍​‌‌ ‌​‌‍‍​​ ‌‌‍‍​‌‍‌‌‌‍​‌‌‍‌​‌‍‌‌‌ ​‍​‍ ‍‌ ​ ‌‍‌‌‌‍​‌‌ ​‍‌‍​ ‌‍‍​​‍ ‍‌‍​‍‌ ‌​‌‍ ‍​‍‌‍‌ ​​‌‍‌‌‌ ​‍‌ ​ ‌ ​​‌‍‌‌‌‍​ ‌ ‌​‌‍‍‌‌ ‌‍‌‍‌‌​ ‌‌ ​​‌ ‌‌‌‍​‍‌‍ ​‌‍‍‌‌ ​ ‌‍‍​‌‍‌‌‌‍‌​​‍​‍‌ ‌
Get Started​​​​‌ ‍ ​‍​‍‌‍ ‌ ​‍‌‍‍‌‌‍‌ ‌‍‍‌‌‍ ‍​‍​‍​ ‍‍​‍​‍‌ ​ ‌‍​‌‌‍ ‍‌‍‍‌‌ ‌​‌ ‍‌​‍ ‍‌‍‍‌‌‍ ​‍​‍​‍ ​​‍​‍‌‍‍​‌ ​‍‌‍‌‌‌‍‌‍​‍​‍​ ‍‍​‍​‍‌‍‍​‌ ‌​‌ ‌​‌ ​​​ ‍‍​‍ ​‍ ‌‍ ​‌‍ ‌‍​ ‌‍​‌‌‍ ​‌‍‍​‌‍ ‌ ​ ‌ ‌​​ ‍‍​ ​ ​ ​ ​ ​ ​ ​ ​‍ ‌‍‍‌‌‍ ‍‌ ‌​‌‍‌‌‌‍ ‍‌ ‌​​‍ ‌‍‌‌‌‍‌​‌‍‍‌‌ ‌​​‍ ‌‍ ‌‌‍ ‌‍‌​‌‍‌‌​ ‌‌ ​​‌ ​‍‌‍‌‌‌ ​ ‌‍‌‌‌‍ ‍‌ ‌​‌‍​‌‌ ‌​‌‍‍‌‌‍ ‌‍ ‍​ ‍ ‌‍‍‌‌‍‌​​ ‌‌ ​ ‌‍‍‌‌ ‌​‌‍‌‌‌​‍​‌‍‌‌‌‍​‌‌‍‌​‌‍‌‌‌ ​‍​ ‍ ‌ ‌​‌ ‍‌‌ ​​‌‍‌‌​ ‌‌‍‍​‌‍‌‌‌‍​‌‌‍‌​‌‍‌‌‌ ​‍​ ‍ ‌ ​​‌‍​‌‌ ‌​‌‍‍​​ ‌‌‍‌ ‌‍‌‌‌ ‌​‌‌​ ‌ ‌​‌‍​‌‌ ​‍‌ ‌​‌‍‌‌‌‍‌​‌​ ‌‌‍‌‌‌‍ ‍‌ ‌‌​‍ ‍‌‍​‍‌ ‌​‌‍ ‍‌‌‌​‌‍‌‌‌ ‍​‌ ‌​​ ‌‍​‍‌‍​‌‌ ​ ‌‍‌‌‌‌‌‌‌ ​‍‌‍ ​​ ‌‌‍‍​‌ ‌​‌ ‌​‌ ​​​‍‌‌​ ​ ‌​​‌​‍‌‌​ ​‍‌​‌‍​‍‌‌​ ​‍‌​‌‍‌‍ ​‌‍ ‌‍​ ‌‍​‌‌‍ ​‌‍‍​‌‍ ‌ ​ ‌ ‌​​‍‌‌​ ​ ‌​​‌​ ​ ​ ​ ​ ​ ​ ​ ​‍‌‍‌‍‍‌‌‍‌​​ ‌‌ ​ ‌‍‍‌‌ ‌​‌‍‌‌‌​‍​‌‍‌‌‌‍​‌‌‍‌​‌‍‌‌‌ ​‍​‍‌‍‌ ‌​‌ ‍‌‌ ​​‌‍‌‌​ ‌‌‍‍​‌‍‌‌‌‍​‌‌‍‌​‌‍‌‌‌ ​‍​‍‌‍‌ ​​‌‍​‌‌ ‌​‌‍‍​​ ‌‌‍‌ ‌‍‌‌‌ ‌​‌‌​ ‌ ‌​‌‍​‌‌ ​‍‌ ‌​‌‍‌‌‌‍‌​‌​ ‌‌‍‌‌‌‍ ‍‌ ‌‌​‍ ‍‌‍​‍‌ ‌​‌‍ ‍‌‌‌​‌‍‌‌‌ ‍​‌ ‌​​‍‌‍‌ ​​‌‍‌‌‌ ​‍‌ ​ ‌ ​​‌‍‌‌‌‍​ ‌ ‌​‌‍‍‌‌ ‌‍‌‍‌‌​ ‌‌ ​​‌ ‌‌‌‍​‍‌‍ ​‌‍‍‌‌ ​ ‌‍‍​‌‍‌‌‌‍‌​​‍​‍‌ ‌
Programs​​​​‌ ‍ ​‍​‍‌‍ ‌ ​‍‌‍‍‌‌‍‌ ‌‍‍‌‌‍ ‍​‍​‍​ ‍‍​‍​‍‌ ​ ‌‍​‌‌‍ ‍‌‍‍‌‌ ‌​‌ ‍‌​‍ ‍‌‍‍‌‌‍ ​‍​‍​‍ ​​‍​‍‌‍‍​‌ ​‍‌‍‌‌‌‍‌‍​‍​‍​ ‍‍​‍​‍‌‍‍​‌ ‌​‌ ‌​‌ ​​​ ‍‍​‍ ​‍ ‌‍ ​‌‍ ‌‍​ ‌‍​‌‌‍ ​‌‍‍​‌‍ ‌ ​ ‌ ‌​​ ‍‍​ ​ ​ ​ ​ ​ ​ ​ ​‍ ‌‍‍‌‌‍ ‍‌ ‌​‌‍‌‌‌‍ ‍‌ ‌​​‍ ‌‍‌‌‌‍‌​‌‍‍‌‌ ‌​​‍ ‌‍ ‌‌‍ ‌‍‌​‌‍‌‌​ ‌‌ ​​‌ ​‍‌‍‌‌‌ ​ ‌‍‌‌‌‍ ‍‌ ‌​‌‍​‌‌ ‌​‌‍‍‌‌‍ ‌‍ ‍​ ‍ ‌‍‍‌‌‍‌​​ ‌‌ ​ ‌‍‍‌‌ ‌​‌‍‌‌‌​‍​‌‍‌‌‌‍​‌‌‍‌​‌‍‌‌‌ ​‍​ ‍ ‌ ‌​‌ ‍‌‌ ​​‌‍‌‌​ ‌‌‍‍​‌‍‌‌‌‍​‌‌‍‌​‌‍‌‌‌ ​‍​ ‍ ‌ ​​‌‍​‌‌ ‌​‌‍‍​​ ‌‌‍ ​‌‍‌‌‌‍‌‍‌ ‌​‌​ ‌‌‍‌‌‌‍ ‍‌ ‌‌‌ ​ ​‍‌‌​ ‌‌‌​​‍‌‌ ‌‍‍ ‌‍‌‌‌ ‍‌​‍‌‌​ ​ ‌​‌​​‍‌‌​ ​ ‌​‌​​‍‌‌​ ​‍​ ​‍​ ​ ‌‍‌​​ ‌​​ ​‌‌‍‌‌​ ‌​​ ​​​ ‌​‌‍‌‌‌‍‌​​ ​​​ ​​​‍‌‌​ ​‍​ ​‍​‍‌‌​ ‌‌‌​‌​​‍ ‍‌ ‌​‌‍‌‌‌ ‍​‌ ‌​​ ‌‍​‍‌‍​‌‌ ​ ‌‍‌‌‌‌‌‌‌ ​‍‌‍ ​​ ‌‌‍‍​‌ ‌​‌ ‌​‌ ​​​‍‌‌​ ​ ‌​​‌​‍‌‌​ ​‍‌​‌‍​‍‌‌​ ​‍‌​‌‍‌‍ ​‌‍ ‌‍​ ‌‍​‌‌‍ ​‌‍‍​‌‍ ‌ ​ ‌ ‌​​‍‌‌​ ​ ‌​​‌​ ​ ​ ​ ​ ​ ​ ​ ​‍‌‍‌‍‍‌‌‍‌​​ ‌‌ ​ ‌‍‍‌‌ ‌​‌‍‌‌‌​‍​‌‍‌‌‌‍​‌‌‍‌​‌‍‌‌‌ ​‍​‍‌‍‌ ‌​‌ ‍‌‌ ​​‌‍‌‌​ ‌‌‍‍​‌‍‌‌‌‍​‌‌‍‌​‌‍‌‌‌ ​‍​‍‌‍‌ ​​‌‍​‌‌ ‌​‌‍‍​​ ‌‌‍ ​‌‍‌‌‌‍‌‍‌ ‌​‌​ ‌‌‍‌‌‌‍ ‍‌ ‌‌‌ ​ ​‍‌‌​ ‌‌‌​​‍‌‌ ‌‍‍ ‌‍‌‌‌ ‍‌​‍‌‌​ ​ ‌​‌​​‍‌‌​ ​ ‌​‌​​‍‌‌​ ​‍​ ​‍​ ​ ‌‍‌​​ ‌​​ ​‌‌‍‌‌​ ‌​​ ​​​ ‌​‌‍‌‌‌‍‌​​ ​​​ ​​​‍‌‌​ ​‍​ ​‍​‍‌‌​ ‌‌‌​‌​​‍ ‍‌ ‌​‌‍‌‌‌ ‍​‌ ‌​​‍‌‍‌ ​​‌‍‌‌‌ ​‍‌ ​ ‌ ​​‌‍‌‌‌‍​ ‌ ‌​‌‍‍‌‌ ‌‍‌‍‌‌​ ‌‌ ​​‌ ‌‌‌‍​‍‌‍ ​‌‍‍‌‌ ​ ‌‍‍​‌‍‌‌‌‍‌​​‍​‍‌ ‌
Resources​​​​‌ ‍ ​‍​‍‌‍ ‌ ​‍‌‍‍‌‌‍‌ ‌‍‍‌‌‍ ‍​‍​‍​ ‍‍​‍​‍‌ ​ ‌‍​‌‌‍ ‍‌‍‍‌‌ ‌​‌ ‍‌​‍ ‍‌‍‍‌‌‍ ​‍​‍​‍ ​​‍​‍‌‍‍​‌ ​‍‌‍‌‌‌‍‌‍​‍​‍​ ‍‍​‍​‍‌‍‍​‌ ‌​‌ ‌​‌ ​​​ ‍‍​‍ ​‍ ‌‍ ​‌‍ ‌‍​ ‌‍​‌‌‍ ​‌‍‍​‌‍ ‌ ​ ‌ ‌​​ ‍‍​ ​ ​ ​ ​ ​ ​ ​ ​‍ ‌‍‍‌‌‍ ‍‌ ‌​‌‍‌‌‌‍ ‍‌ ‌​​‍ ‌‍‌‌‌‍‌​‌‍‍‌‌ ‌​​‍ ‌‍ ‌‌‍ ‌‍‌​‌‍‌‌​ ‌‌ ​​‌ ​‍‌‍‌‌‌ ​ ‌‍‌‌‌‍ ‍‌ ‌​‌‍​‌‌ ‌​‌‍‍‌‌‍ ‌‍ ‍​ ‍ ‌‍‍‌‌‍‌​​ ‌‌ ​ ‌‍‍‌‌ ‌​‌‍‌‌‌​‍​‌‍‌‌‌‍​‌‌‍‌​‌‍‌‌‌ ​‍​ ‍ ‌ ‌​‌ ‍‌‌ ​​‌‍‌‌​ ‌‌‍‍​‌‍‌‌‌‍​‌‌‍‌​‌‍‌‌‌ ​‍​ ‍ ‌ ​​‌‍​‌‌ ‌​‌‍‍​​ ‌‌‍ ​‌‍‌‌‌‍‌‍‌ ‌​‌​ ‌‌‍‌‌‌‍ ‍‌ ‌‌‌ ​ ​‍‌‌​ ‌‌‌​​‍‌‌ ‌‍‍ ‌‍‌‌‌ ‍‌​‍‌‌​ ​ ‌​‌​​‍‌‌​ ​ ‌​‌​​‍‌‌​ ​‍​ ​‍‌‍‌‍‌‍‌‍​ ‌​​ ‌‌‌‍‌‌​ ​ ‌‍‌‌‌‍​‌‌‍​ ​ ‍‌‌‍​ ​ ‍‌​‍‌‌​ ​‍​ ​‍​‍‌‌​ ‌‌‌​‌​​‍ ‍‌ ‌​‌‍‌‌‌ ‍​‌ ‌​​ ‌‍​‍‌‍​‌‌ ​ ‌‍‌‌‌‌‌‌‌ ​‍‌‍ ​​ ‌‌‍‍​‌ ‌​‌ ‌​‌ ​​​‍‌‌​ ​ ‌​​‌​‍‌‌​ ​‍‌​‌‍​‍‌‌​ ​‍‌​‌‍‌‍ ​‌‍ ‌‍​ ‌‍​‌‌‍ ​‌‍‍​‌‍ ‌ ​ ‌ ‌​​‍‌‌​ ​ ‌​​‌​ ​ ​ ​ ​ ​ ​ ​ ​‍‌‍‌‍‍‌‌‍‌​​ ‌‌ ​ ‌‍‍‌‌ ‌​‌‍‌‌‌​‍​‌‍‌‌‌‍​‌‌‍‌​‌‍‌‌‌ ​‍​‍‌‍‌ ‌​‌ ‍‌‌ ​​‌‍‌‌​ ‌‌‍‍​‌‍‌‌‌‍​‌‌‍‌​‌‍‌‌‌ ​‍​‍‌‍‌ ​​‌‍​‌‌ ‌​‌‍‍​​ ‌‌‍ ​‌‍‌‌‌‍‌‍‌ ‌​‌​ ‌‌‍‌‌‌‍ ‍‌ ‌‌‌ ​ ​‍‌‌​ ‌‌‌​​‍‌‌ ‌‍‍ ‌‍‌‌‌ ‍‌​‍‌‌​ ​ ‌​‌​​‍‌‌​ ​ ‌​‌​​‍‌‌​ ​‍​ ​‍‌‍‌‍‌‍‌‍​ ‌​​ ‌‌‌‍‌‌​ ​ ‌‍‌‌‌‍​‌‌‍​ ​ ‍‌‌‍​ ​ ‍‌​‍‌‌​ ​‍​ ​‍​‍‌‌​ ‌‌‌​‌​​‍ ‍‌ ‌​‌‍‌‌‌ ‍​‌ ‌​​‍‌‍‌ ​​‌‍‌‌‌ ​‍‌ ​ ‌ ​​‌‍‌‌‌‍​ ‌ ‌​‌‍‍‌‌ ‌‍‌‍‌‌​ ‌‌ ​​‌ ‌‌‌‍​‍‌‍ ​‌‍‍‌‌ ​ ‌‍‍​‌‍‌‌‌‍‌​​‍​‍‌ ‌
About​​​​‌ ‍ ​‍​‍‌‍ ‌ ​‍‌‍‍‌‌‍‌ ‌‍‍‌‌‍ ‍​‍​‍​ ‍‍​‍​‍‌ ​ ‌‍​‌‌‍ ‍‌‍‍‌‌ ‌​‌ ‍‌​‍ ‍‌‍‍‌‌‍ ​‍​‍​‍ ​​‍​‍‌‍‍​‌ ​‍‌‍‌‌‌‍‌‍​‍​‍​ ‍‍​‍​‍‌‍‍​‌ ‌​‌ ‌​‌ ​​​ ‍‍​‍ ​‍ ‌‍ ​‌‍ ‌‍​ ‌‍​‌‌‍ ​‌‍‍​‌‍ ‌ ​ ‌ ‌​​ ‍‍​ ​ ​ ​ ​ ​ ​ ​ ​‍ ‌‍‍‌‌‍ ‍‌ ‌​‌‍‌‌‌‍ ‍‌ ‌​​‍ ‌‍‌‌‌‍‌​‌‍‍‌‌ ‌​​‍ ‌‍ ‌‌‍ ‌‍‌​‌‍‌‌​ ‌‌ ​​‌ ​‍‌‍‌‌‌ ​ ‌‍‌‌‌‍ ‍‌ ‌​‌‍​‌‌ ‌​‌‍‍‌‌‍ ‌‍ ‍​ ‍ ‌‍‍‌‌‍‌​​ ‌‌ ​ ‌‍‍‌‌ ‌​‌‍‌‌‌​‍​‌‍‌‌‌‍​‌‌‍‌​‌‍‌‌‌ ​‍​ ‍ ‌ ‌​‌ ‍‌‌ ​​‌‍‌‌​ ‌‌‍‍​‌‍‌‌‌‍​‌‌‍‌​‌‍‌‌‌ ​‍​ ‍ ‌ ​​‌‍​‌‌ ‌​‌‍‍​​ ‌‌ ​‍‌‍‍‌‌‍‌ ‌‍‍​‌ ‌​‌​ ‌‌‍‌‌‌‍ ‍‌ ‌‌‌ ​ ​‍‌‌​ ‌‌‌​​‍‌‌ ‌‍‍ ‌‍‌‌‌ ‍‌​‍‌‌​ ​ ‌​‌​​‍‌‌​ ​ ‌​‌​​‍‌‌​ ​‍​ ​‍​ ​‌​ ‌​​ ​ ‌‍​ ​ ‌‍‌‍​ ​ ‌ ​ ‌ ‌‍​‌‌‍‌‍​ ‌‍‌‍‌​​‍‌‌​ ​‍​ ​‍​‍‌‌​ ‌‌‌​‌​​‍ ‍‌ ‌​‌‍‌‌‌ ‍​‌ ‌​​ ‌‍​‍‌‍​‌‌ ​ ‌‍‌‌‌‌‌‌‌ ​‍‌‍ ​​ ‌‌‍‍​‌ ‌​‌ ‌​‌ ​​​‍‌‌​ ​ ‌​​‌​‍‌‌​ ​‍‌​‌‍​‍‌‌​ ​‍‌​‌‍‌‍ ​‌‍ ‌‍​ ‌‍​‌‌‍ ​‌‍‍​‌‍ ‌ ​ ‌ ‌​​‍‌‌​ ​ ‌​​‌​ ​ ​ ​ ​ ​ ​ ​ ​‍‌‍‌‍‍‌‌‍‌​​ ‌‌ ​ ‌‍‍‌‌ ‌​‌‍‌‌‌​‍​‌‍‌‌‌‍​‌‌‍‌​‌‍‌‌‌ ​‍​‍‌‍‌ ‌​‌ ‍‌‌ ​​‌‍‌‌​ ‌‌‍‍​‌‍‌‌‌‍​‌‌‍‌​‌‍‌‌‌ ​‍​‍‌‍‌ ​​‌‍​‌‌ ‌​‌‍‍​​ ‌‌ ​‍‌‍‍‌‌‍‌ ‌‍‍​‌ ‌​‌​ ‌‌‍‌‌‌‍ ‍‌ ‌‌‌ ​ ​‍‌‌​ ‌‌‌​​‍‌‌ ‌‍‍ ‌‍‌‌‌ ‍‌​‍‌‌​ ​ ‌​‌​​‍‌‌​ ​ ‌​‌​​‍‌‌​ ​‍​ ​‍​ ​‌​ ‌​​ ​ ‌‍​ ​ ‌‍‌‍​ ​ ‌ ​ ‌ ‌‍​‌‌‍‌‍​ ‌‍‌‍‌​​‍‌‌​ ​‍​ ​‍​‍‌‌​ ‌‌‌​‌​​‍ ‍‌ ‌​‌‍‌‌‌ ‍​‌ ‌​​‍‌‍‌ ​​‌‍‌‌‌ ​‍‌ ​ ‌ ​​‌‍‌‌‌‍​ ‌ ‌​‌‍‍‌‌ ‌‍‌‍‌‌​ ‌‌ ​​‌ ‌‌‌‍​‍‌‍ ​‌‍‍‌‌ ​ ‌‍‍​‌‍‌‌‌‍‌​​‍​‍‌ ‌
Calendar​​​​‌ ‍ ​‍​‍‌‍ ‌ ​‍‌‍‍‌‌‍‌ ‌‍‍‌‌‍ ‍​‍​‍​ ‍‍​‍​‍‌ ​ ‌‍​‌‌‍ ‍‌‍‍‌‌ ‌​‌ ‍‌​‍ ‍‌‍‍‌‌‍ ​‍​‍​‍ ​​‍​‍‌‍‍​‌ ​‍‌‍‌‌‌‍‌‍​‍​‍​ ‍‍​‍​‍‌‍‍​‌ ‌​‌ ‌​‌ ​​​ ‍‍​‍ ​‍ ‌‍ ​‌‍ ‌‍​ ‌‍​‌‌‍ ​‌‍‍​‌‍ ‌ ​ ‌ ‌​​ ‍‍​ ​ ​ ​ ​ ​ ​ ​ ​‍ ‌‍‍‌‌‍ ‍‌ ‌​‌‍‌‌‌‍ ‍‌ ‌​​‍ ‌‍‌‌‌‍‌​‌‍‍‌‌ ‌​​‍ ‌‍ ‌‌‍ ‌‍‌​‌‍‌‌​ ‌‌ ​​‌ ​‍‌‍‌‌‌ ​ ‌‍‌‌‌‍ ‍‌ ‌​‌‍​‌‌ ‌​‌‍‍‌‌‍ ‌‍ ‍​ ‍ ‌‍‍‌‌‍‌​​ ‌‌ ​ ‌‍‍‌‌ ‌​‌‍‌‌‌​‍​‌‍‌‌‌‍​‌‌‍‌​‌‍‌‌‌ ​‍​ ‍ ‌ ‌​‌ ‍‌‌ ​​‌‍‌‌​ ‌‌‍‍​‌‍‌‌‌‍​‌‌‍‌​‌‍‌‌‌ ​‍​ ‍ ‌ ​​‌‍​‌‌ ‌​‌‍‍​​ ‌‌ ​‍‌‍‍‌‌‍‌ ‌‍‍​‌ ‌​‌​ ‌‌‍‌‌‌‍ ‍‌ ‌‌‌ ​ ​‍‌‌​ ‌‌‌​​‍‌‌ ‌‍‍ ‌‍‌‌‌ ‍‌​‍‌‌​ ​ ‌​‌​​‍‌‌​ ​ ‌​‌​​‍‌‌​ ​‍​ ​‍​ ‍​​ ​‌​ ​‍​ ‌ ​ ​​​ ​‍​ ​‍‌‍‌‍​ ‌​​ ‍​​ ​‍​ ​​​‍‌‌​ ​‍​ ​‍​‍‌‌​ ‌‌‌​‌​​‍ ‍‌ ‌​‌‍‌‌‌ ‍​‌ ‌​​ ‌‍​‍‌‍​‌‌ ​ ‌‍‌‌‌‌‌‌‌ ​‍‌‍ ​​ ‌‌‍‍​‌ ‌​‌ ‌​‌ ​​​‍‌‌​ ​ ‌​​‌​‍‌‌​ ​‍‌​‌‍​‍‌‌​ ​‍‌​‌‍‌‍ ​‌‍ ‌‍​ ‌‍​‌‌‍ ​‌‍‍​‌‍ ‌ ​ ‌ ‌​​‍‌‌​ ​ ‌​​‌​ ​ ​ ​ ​ ​ ​ ​ ​‍‌‍‌‍‍‌‌‍‌​​ ‌‌ ​ ‌‍‍‌‌ ‌​‌‍‌‌‌​‍​‌‍‌‌‌‍​‌‌‍‌​‌‍‌‌‌ ​‍​‍‌‍‌ ‌​‌ ‍‌‌ ​​‌‍‌‌​ ‌‌‍‍​‌‍‌‌‌‍​‌‌‍‌​‌‍‌‌‌ ​‍​‍‌‍‌ ​​‌‍​‌‌ ‌​‌‍‍​​ ‌‌ ​‍‌‍‍‌‌‍‌ ‌‍‍​‌ ‌​‌​ ‌‌‍‌‌‌‍ ‍‌ ‌‌‌ ​ ​‍‌‌​ ‌‌‌​​‍‌‌ ‌‍‍ ‌‍‌‌‌ ‍‌​‍‌‌​ ​ ‌​‌​​‍‌‌​ ​ ‌​‌​​‍‌‌​ ​‍​ ​‍​ ‍​​ ​‌​ ​‍​ ‌ ​ ​​​ ​‍​ ​‍‌‍‌‍​ ‌​​ ‍​​ ​‍​ ​​​‍‌‌​ ​‍​ ​‍​‍‌‌​ ‌‌‌​‌​​‍ ‍‌ ‌​‌‍‌‌‌ ‍​‌ ‌​​‍‌‍‌ ​​‌‍‌‌‌ ​‍‌ ​ ‌ ​​‌‍‌‌‌‍​ ‌ ‌​‌‍‍‌‌ ‌‍‌‍‌‌​ ‌‌ ​​‌ ‌‌‌‍​‍‌‍ ​‌‍‍‌‌ ​ ‌‍‍​‌‍‌‌‌‍‌​​‍​‍‌ ‌
Support​​​​‌ ‍ ​‍​‍‌‍ ‌ ​‍‌‍‍‌‌‍‌ ‌‍‍‌‌‍ ‍​‍​‍​ ‍‍​‍​‍‌ ​ ‌‍​‌‌‍ ‍‌‍‍‌‌ ‌​‌ ‍‌​‍ ‍‌‍‍‌‌‍ ​‍​‍​‍ ​​‍​‍‌‍‍​‌ ​‍‌‍‌‌‌‍‌‍​‍​‍​ ‍‍​‍​‍‌‍‍​‌ ‌​‌ ‌​‌ ​​​ ‍‍​‍ ​‍ ‌‍ ​‌‍ ‌‍​ ‌‍​‌‌‍ ​‌‍‍​‌‍ ‌ ​ ‌ ‌​​ ‍‍​ ​ ​ ​ ​ ​ ​ ​ ​‍ ‌‍‍‌‌‍ ‍‌ ‌​‌‍‌‌‌‍ ‍‌ ‌​​‍ ‌‍‌‌‌‍‌​‌‍‍‌‌ ‌​​‍ ‌‍ ‌‌‍ ‌‍‌​‌‍‌‌​ ‌‌ ​​‌ ​‍‌‍‌‌‌ ​ ‌‍‌‌‌‍ ‍‌ ‌​‌‍​‌‌ ‌​‌‍‍‌‌‍ ‌‍ ‍​ ‍ ‌‍‍‌‌‍‌​​ ‌‌ ​ ‌‍‍‌‌ ‌​‌‍‌‌‌​‍​‌‍‌‌‌‍​‌‌‍‌​‌‍‌‌‌ ​‍​ ‍ ‌ ‌​‌ ‍‌‌ ​​‌‍‌‌​ ‌‌‍‍​‌‍‌‌‌‍​‌‌‍‌​‌‍‌‌‌ ​‍​ ‍ ‌ ​​‌‍​‌‌ ‌​‌‍‍​​ ‌‌ ​‍‌‍‍‌‌‍‌ ‌‍‍​‌ ‌​‌​ ‌‌‍‌‌‌‍ ‍‌ ‌‌‌ ​ ​‍‌‌​ ‌‌‌​​‍‌‌ ‌‍‍ ‌‍‌‌‌ ‍‌​‍‌‌​ ​ ‌​‌​​‍‌‌​ ​ ‌​‌​​‍‌‌​ ​‍​ ​‍​ ‍​​ ​‍​ ‌ ‌‍‌‌​ ​‌‌‍​‍‌‍‌​​ ‍‌​ ‌​‌‍​ ​ ‌ ​ ‌ ​‍‌‌​ ​‍​ ​‍​‍‌‌​ ‌‌‌​‌​​‍ ‍‌ ‌​‌‍‌‌‌ ‍​‌ ‌​​ ‌‍​‍‌‍​‌‌ ​ ‌‍‌‌‌‌‌‌‌ ​‍‌‍ ​​ ‌‌‍‍​‌ ‌​‌ ‌​‌ ​​​‍‌‌​ ​ ‌​​‌​‍‌‌​ ​‍‌​‌‍​‍‌‌​ ​‍‌​‌‍‌‍ ​‌‍ ‌‍​ ‌‍​‌‌‍ ​‌‍‍​‌‍ ‌ ​ ‌ ‌​​‍‌‌​ ​ ‌​​‌​ ​ ​ ​ ​ ​ ​ ​ ​‍‌‍‌‍‍‌‌‍‌​​ ‌‌ ​ ‌‍‍‌‌ ‌​‌‍‌‌‌​‍​‌‍‌‌‌‍​‌‌‍‌​‌‍‌‌‌ ​‍​‍‌‍‌ ‌​‌ ‍‌‌ ​​‌‍‌‌​ ‌‌‍‍​‌‍‌‌‌‍​‌‌‍‌​‌‍‌‌‌ ​‍​‍‌‍‌ ​​‌‍​‌‌ ‌​‌‍‍​​ ‌‌ ​‍‌‍‍‌‌‍‌ ‌‍‍​‌ ‌​‌​ ‌‌‍‌‌‌‍ ‍‌ ‌‌‌ ​ ​‍‌‌​ ‌‌‌​​‍‌‌ ‌‍‍ ‌‍‌‌‌ ‍‌​‍‌‌​ ​ ‌​‌​​‍‌‌​ ​ ‌​‌​​‍‌‌​ ​‍​ ​‍​ ‍​​ ​‍​ ‌ ‌‍‌‌​ ​‌‌‍​‍‌‍‌​​ ‍‌​ ‌​‌‍​ ​ ‌ ​ ‌ ​‍‌‌​ ​‍​ ​‍​‍‌‌​ ‌‌‌​‌​​‍ ‍‌ ‌​‌‍‌‌‌ ‍​‌ ‌​​‍‌‍‌ ​​‌‍‌‌‌ ​‍‌ ​ ‌ ​​‌‍‌‌‌‍​ ‌ ‌​‌‍‍‌‌ ‌‍‌‍‌‌​ ‌‌ ​​‌ ‌‌‌‍​‍‌‍ ​‌‍‍‌‌ ​ ‌‍‍​‌‍‌‌‌‍‌​​‍​‍‌ ‌
Open search modal
Open menu